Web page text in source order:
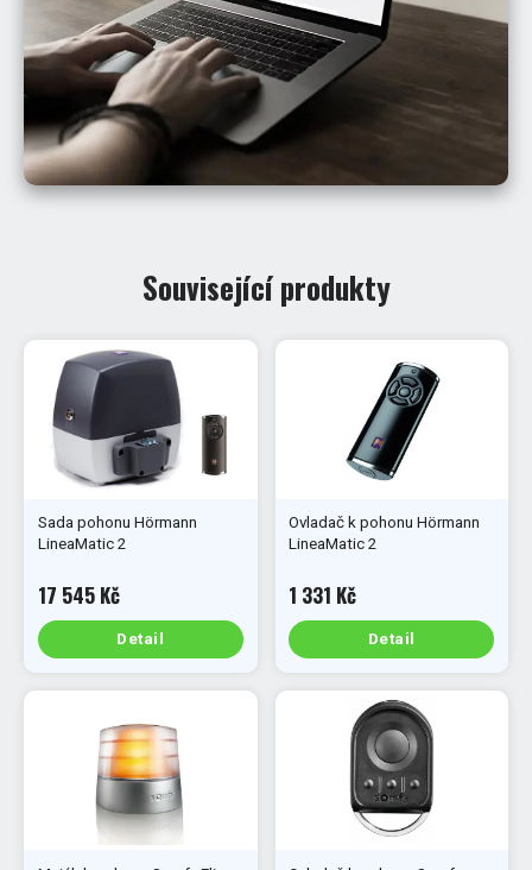
Související produkty
Sada pohonu Hörmann
LineaMatic 2
17 545 Kč
Detail
Ovladač k pohonu Hörmann
LineaMatic 2
1 331 Kč
Detail